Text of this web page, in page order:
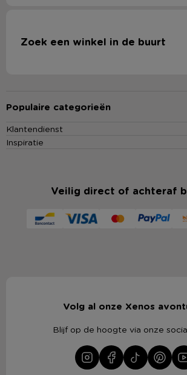
Zoek een winkel in de buurt
Populaire categorieën
Klantendienst
Inspiratie
Veilig direct of achteraf
Volg al onze Xenos
Blijf op de hoogte via onze